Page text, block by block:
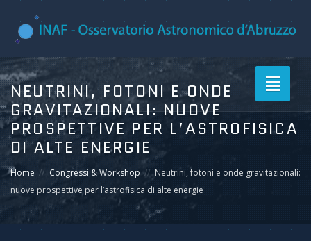
Toggle
NEUTRINI, FOTONI E ONDE
GRAVITAZIONALI: NUOVE
PROSPETTIVE PER L’ASTROFISICA
DI ALTE ENERGIE
Home Congressi & Workshop
Neutrini, fotoni e onde gravitazionali:
nuove prospettive per l’astrofisica di alte energie